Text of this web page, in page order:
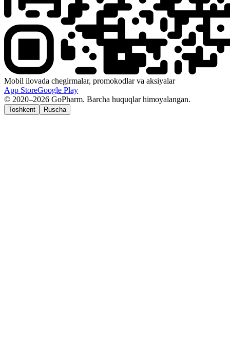
Mobil ilovada chegirmalar, promokodlar va aksiyalar
App StoreGoogle Play
© 2020–2026 GoPharm. Barcha huquqlar himoyalangan.
Toshkent Ruscha